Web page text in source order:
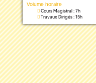
Volume horaire
Cours Magistral : 7h
Travaux Dirigés : 15h